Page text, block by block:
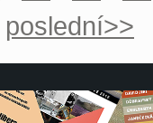
poslední>>